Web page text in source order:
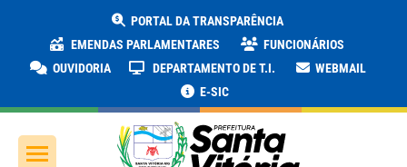
PORTAL DA TRANSPARÊNCIA
EMENDAS PARLAMENTARES
FUNCIONÁRIOS
OUVIDORIA
DEPARTAMENTO DE T.I.
WEBMAIL
E-SIC